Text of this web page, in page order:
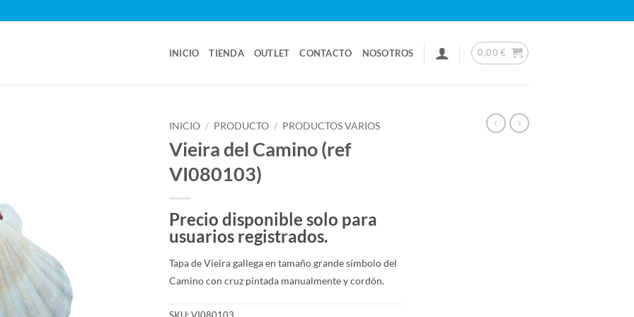
INICIO TIENDA OUTLET CONTACTO NOSOTROS 0,00€
INICIO / PRODUCTO / PRODUCTOS VARIOS
Vieira del Camino (ref
VI080103)
Precio disponible solo para
usuarios registrados.
Tapa de Vieira gallega en tamaño grande símbolo del
Camino con cruz pintada manualmente y cordón.
SKU:VI080103